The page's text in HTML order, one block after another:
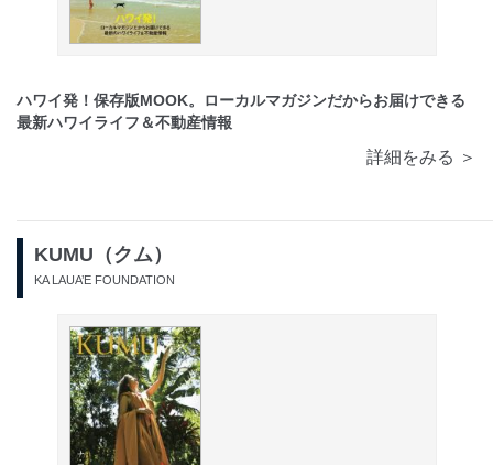
ハワイ発！保存版MOOK。ローカルマガジンだからお届けできる
最新ハワイライフ＆不動産情報
詳細をみる ＞
KUMU（クム）
KA LAUA’E FOUNDATION